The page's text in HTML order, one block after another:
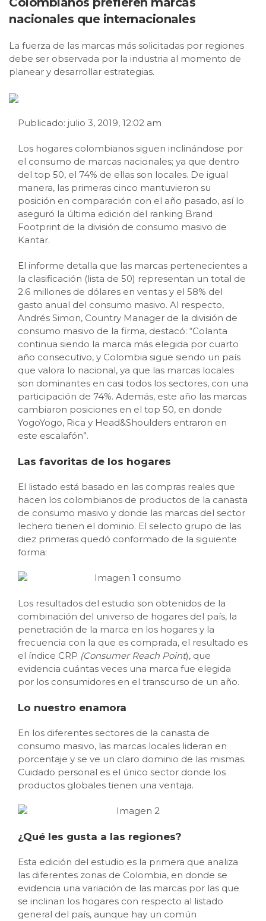
nacionales que internacionales
La fuerza de las marcas más solicitadas por regiones
debe ser observada por la industria al momento de
planear y desarrollar estrategias.
Publicado: julio 3, 2019, 12:02 am
Los hogares colombianos siguen inclinándose por
el consumo de marcas nacionales; ya que dentro
del top 50, el 74% de ellas son locales. De igual
manera, las primeras cinco mantuvieron su
posición en comparación con el año pasado, así lo
aseguró la última edición del ranking Brand
Footprint de la división de consumo masivo de
Kantar.
El informe detalla que las marcas pertenecientes a
la clasificación (lista de 50) representan un total de
2.6 millones de dólares en ventas y el 58% del
gasto anual del consumo masivo. Al respecto,
Andrés Simon, Country Manager de la división de
consumo masivo de la firma, destacó: “Colanta
continua siendo la marca más elegida por cuarto
año consecutivo, y Colombia sigue siendo un país
que valora lo nacional, ya que las marcas locales
son dominantes en casi todos los sectores, con una
participación de 74%. Además, este año las marcas
cambiaron posiciones en el top 50, en donde
YogoYogo, Rica y Head&Shoulders entraron en
este escalafón”.
Las favoritas de los hogares
El listado está basado en las compras reales que
hacen los colombianos de productos de la canasta
de consumo masivo y donde las marcas del sector
lechero tienen el dominio. El selecto grupo de las
diez primeras quedó conformado de la siguiente
forma:
Los resultados del estudio son obtenidos de la
combinación del universo de hogares del país, la
penetración de la marca en los hogares y la
frecuencia con la que es comprada, el resultado es
el índice CRP (Consumer Reach Point), que
evidencia cuántas veces una marca fue elegida
por los consumidores en el transcurso de un año.
Lo nuestro enamora
En los diferentes sectores de la canasta de
consumo masivo, las marcas locales lideran en
porcentaje y se ve un claro dominio de las mismas.
Cuidado personal es el único sector donde los
productos globales tienen una ventaja.
¿Qué les gusta a las regiones?
Esta edición del estudio es la primera que analiza
las diferentes zonas de Colombia, en donde se
evidencia una variación de las marcas por las que
se inclinan los hogares con respecto al listado
general del país, aunque hay un común